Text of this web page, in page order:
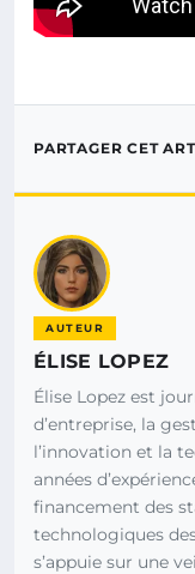
PARTAGER CET
AUTEUR
ÉLISE LOPEZ
Élise Lopez est
d’entreprise, la
l’innovation et la
années
financement des
technologiques
s’appuie sur une